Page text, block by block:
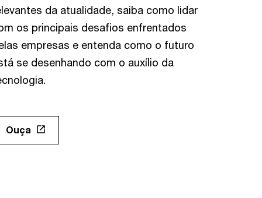
da atualidade, saiba como lidar
os principais desafios enfrentados
empresas e entenda como o futuro
se desenhando com o auxílio da
Ouça